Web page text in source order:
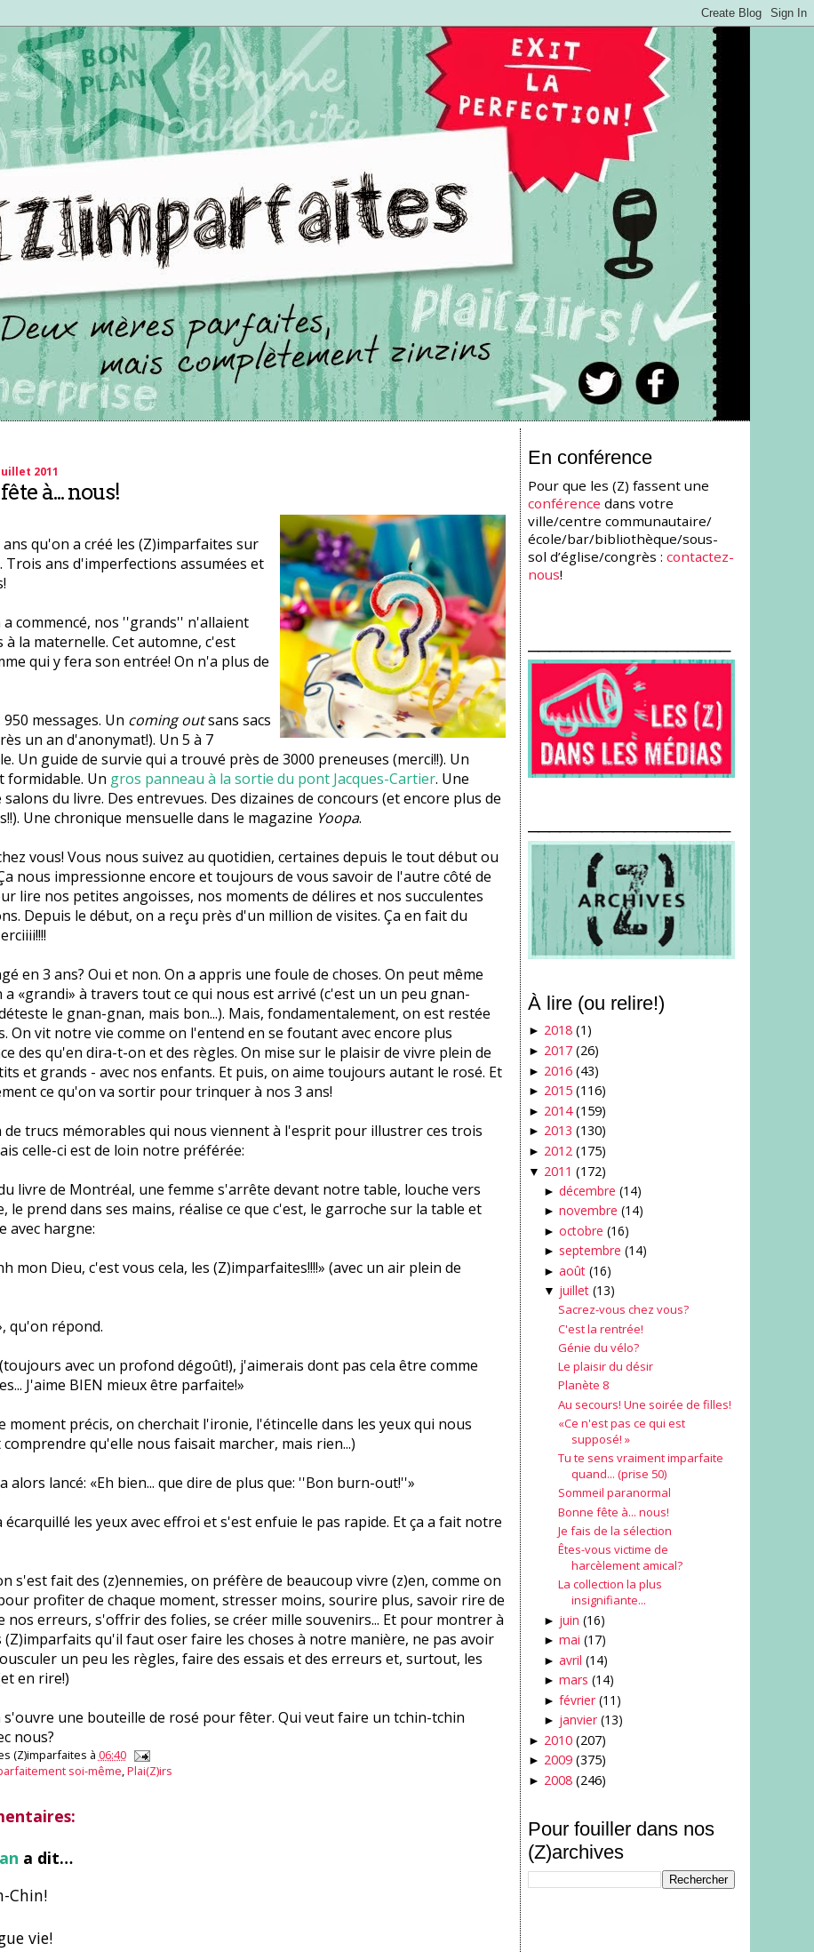
2011
à... nous!
qu'on a créé les (Z)imparfaites sur
Trois ans d'imperfections assumées et
a commencé, nos ''grands'' n'allaient
à la maternelle. Cet automne, c'est
qui y fera son entrée! On n'a plus de
messages. Un coming outsans sacs
un an d'anonymat!). Un 5 à 7
Un guide de survie qui a trouvé près de 3000 preneuses (merci!!). Un
formidable. Un gros panneau à la sortie du pont Jacques-Cartier. Une
salons du livre. Des entrevues. Des dizaines de concours (et encore plus de
Une chronique mensuelle dans le magazine Yoopa.
vous! Vous nous suivez au quotidien, certaines depuis le tout début ou
nous impressionne encore et toujours de vous savoir de l'autre côté de
lire nos petites angoisses, nos moments de délires et nos succulentes
Depuis le début, on a reçu près d'un million de visites. Ça en fait du
en 3 ans? Oui et non. On a appris une foule de choses. On peut même
a «grandi» à travers tout ce qui nous est arrivé (c'est un un peu gnan-
le gnan-gnan, mais bon...). Mais, fondamentalement, on est restée
On vit notre vie comme on l'entend en se foutant avec encore plus
des qu'en dira-t-on et des règles. On mise sur le plaisir de vivre plein de
et grands - avec nos enfants. Et puis, on aime toujours autant le rosé. Et
ce qu'on va sortir pour trinquer à nos 3 ans!
de trucs mémorables qui nous viennent à l'esprit pour illustrer ces trois
celle-ci est de loin notre préférée:
livre de Montréal, une femme s'arrête devant notre table, louche vers
le prend dans ses mains, réalise ce que c'est, le garroche sur la table et
avec hargne:
mon Dieu, c'est vous cela, les (Z)imparfaites!!!!» (avec un air plein de
qu'on répond.
avec un profond dégoût!), j'aimerais dont pas cela être comme
J'aime BIEN mieux être parfaite!»
moment précis, on cherchait l'ironie, l'étincelle dans les yeux qui nous
qu'elle nous faisait marcher, mais rien...)
alors lancé: «Eh bien... que dire de plus que: ''Bon burn-out!''»
écarquillé les yeux avec effroi et s'est enfuie le pas rapide. Et ça a fait notre
s'est fait des (z)ennemies, on préfère de beaucoup vivre (z)en, comme on
profiter de chaque moment, stresser moins, sourire plus, savoir rire de
nos erreurs, s'offrir des folies, se créer mille souvenirs... Et pour montrer à
(Z)imparfaits qu'il faut oser faire les choses à notre manière, ne pas avoir
un peu les règles, faire des essais et des erreurs et, surtout, les
en rire!)
s'ouvre une bouteille de rosé pour fêter. Qui veut faire un tchin-tchin
nous?
(Z)imparfaites à 06:40
soi-même,Plai(Z)irs
a dit…
Chin!
vie!
En conférence
Pour que les (Z) fassent une
conférence dans votre
ville/centre communautaire/
école/bar/bibliothèque/sous-
sol d’église/congrès :contactez-
nous!
À lire (ou relire!)
► 2018 (1)
► 2017 (26)
► 2016 (43)
► 2015 (116)
► 2014 (159)
► 2013 (130)
► 2012 (175)
▼ 2011 (172)
► décembre (14)
► novembre (14)
► octobre (16)
► septembre (14)
► août (16)
▼ juillet (13)
Sacrez-vous chez vous?
C'est la rentrée!
Génie du vélo?
Le plaisir du désir
Planète 8
Au secours! Une soirée de filles!
«Ce n'est pas ce qui est
supposé! »
Tu te sens vraiment imparfaite
quand... (prise 50)
Sommeil paranormal
Bonne fête à... nous!
Je fais de la sélection
Êtes-vous victime de
harcèlement amical?
La collection la plus
insignifiante...
► juin (16)
► mai (17)
► avril (14)
► mars (14)
► février (11)
► janvier (13)
► 2010 (207)
► 2009 (375)
► 2008 (246)
Pour fouiller dans nos
(Z)archives